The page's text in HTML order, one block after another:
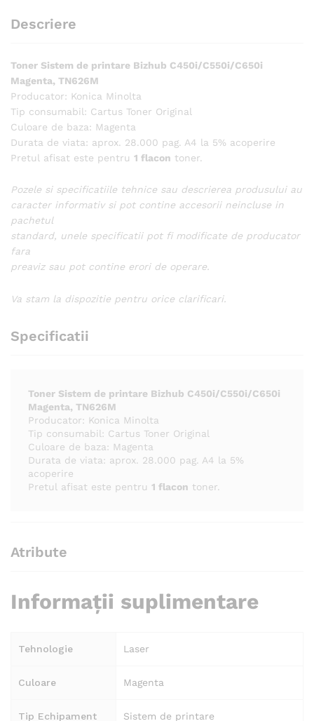
Descriere
Toner Sistem de printare Bizhub C450i/C550i/C650i
Magenta, TN626M
Producator: Konica Minolta
Tip consumabil: Cartus Toner Original
Culoare de baza: Magenta
Durata de viata: aprox. 28.000 pag. A4 la 5% acoperire
Pretul afisat este pentru 1 flacon toner.
Pozele si specificatiile tehnice sau descrierea produsului au
caracter informativ si pot contine accesorii neincluse in
pachetul
standard, unele specificatii pot fi modificate de producator
fara
preaviz sau pot contine erori de operare.
Va stam la dispozitie pentru orice clarificari.
Specificatii
Toner Sistem de printare Bizhub C450i/C550i/C650i
Magenta, TN626M
Producator: Konica Minolta
Tip consumabil: Cartus Toner Original
Culoare de baza: Magenta
Durata de viata: aprox. 28.000 pag. A4 la 5%
acoperire
Pretul afisat este pentru 1 flacon toner.
Atribute
Informații suplimentare
Tehnologie Laser
Culoare Magenta
Tip Echipament Sistem de printare